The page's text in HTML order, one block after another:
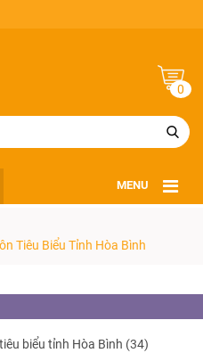
0
MENU
Tiêu Biểu Tỉnh Hòa Bình
biểu tỉnh Hòa Bình (34)